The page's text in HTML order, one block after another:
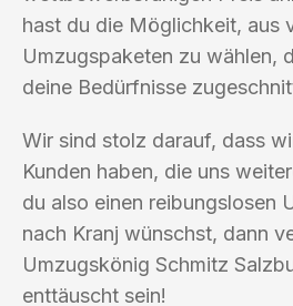
hast du die Möglichkeit, aus
Umzugspaketen zu wählen,
deine Bedürfnisse
Wir sind stolz darauf, dass
Kunden haben, die uns
du also einen reibungslosen
nach Kranj wünschst, dann
Umzugskönig Schmitz
enttäuscht sein!